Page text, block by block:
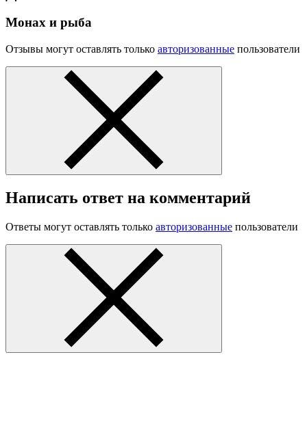
Монах и рыба
Отзывы могут оставлять только авторизованные пользователи
Написать ответ на комментарий
Ответы могут оставлять только авторизованные пользователи